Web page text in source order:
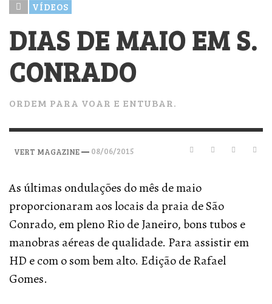
VÍDEOS
DIAS DE MAIO EM S.
CONRADO
ORDEM PARA VOAR E ENTUBAR.
VERT MAGAZINE— 08/06/2015
As últimas ondulações do mês de maio
proporcionaram aos locais da praia de São
Conrado, em pleno Rio de Janeiro, bons tubos e
manobras aéreas de qualidade. Para assistir em
HD e com o som bem alto. Edição de Rafael
Gomes.